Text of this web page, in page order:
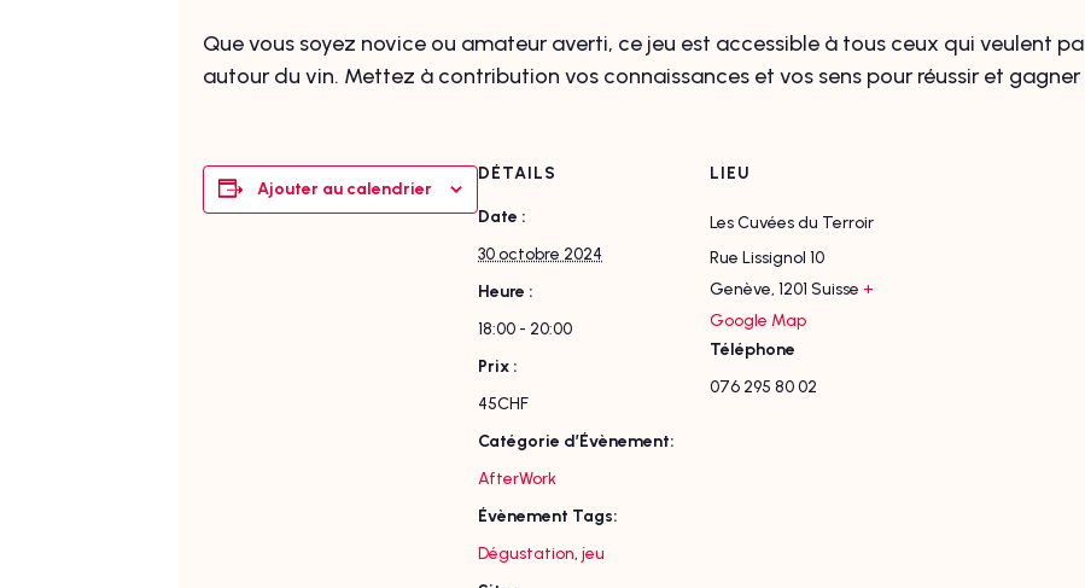
Que vous soyez novice ou amateur averti, ce jeu est accessible à tous ceux qui veulent
autour du vin. Mettez à contribution vos connaissances et vos sens pour réussir et
Ajouter au calendrier
DÉTAILS
Date :
30 octobre 2024
Heure :
18:00 - 20:00
Prix :
45CHF
Catégorie d’Évènement:
AfterWork
Évènement Tags:
Dégustation, jeu
LIEU
Les Cuvées du Terroir
Rue Lissignol 10
Genève, 1201 Suisse +
Google Map
Téléphone
076 295 80 02